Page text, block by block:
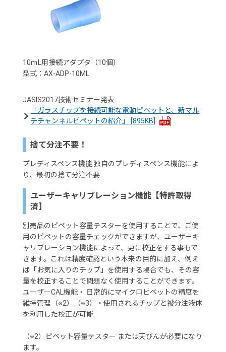
10ｍL用接続アダプタ（10個）
型式：AX-ADP-10ML
JASIS2017技術セミナー発表
「ガラスチップを接続可能な電動ピペットと、新マル
チチャンネルピペットの紹介」
[895KB]
捨て分注不要！
プレディスペンス機能 独自のプレディスペンス機能によ
り、最初の捨て分注不要
ユーザーキャリブレーション機能【特許取得
済】
別売品のピペット容量テスターを使用することで、ご使
用のピペットの容量チェックができますが、ユーザーキ
ャリブレーション機能によって、更に校正をする事もで
きます。これは精度確認という本来の目的に加え、例え
ば「お気に入りのチップ」を使用する場合でも、その容
量を校正することで問題なく使用することができます。
ユーザーCAL機能・ 日常的にマイクロピペットの精度を
維持管理（※2）（※3）・使用されるチップと被分注液体
を利用した校正が可能
（※2）ピペット容量テスター または天びんが必要になり
ます。